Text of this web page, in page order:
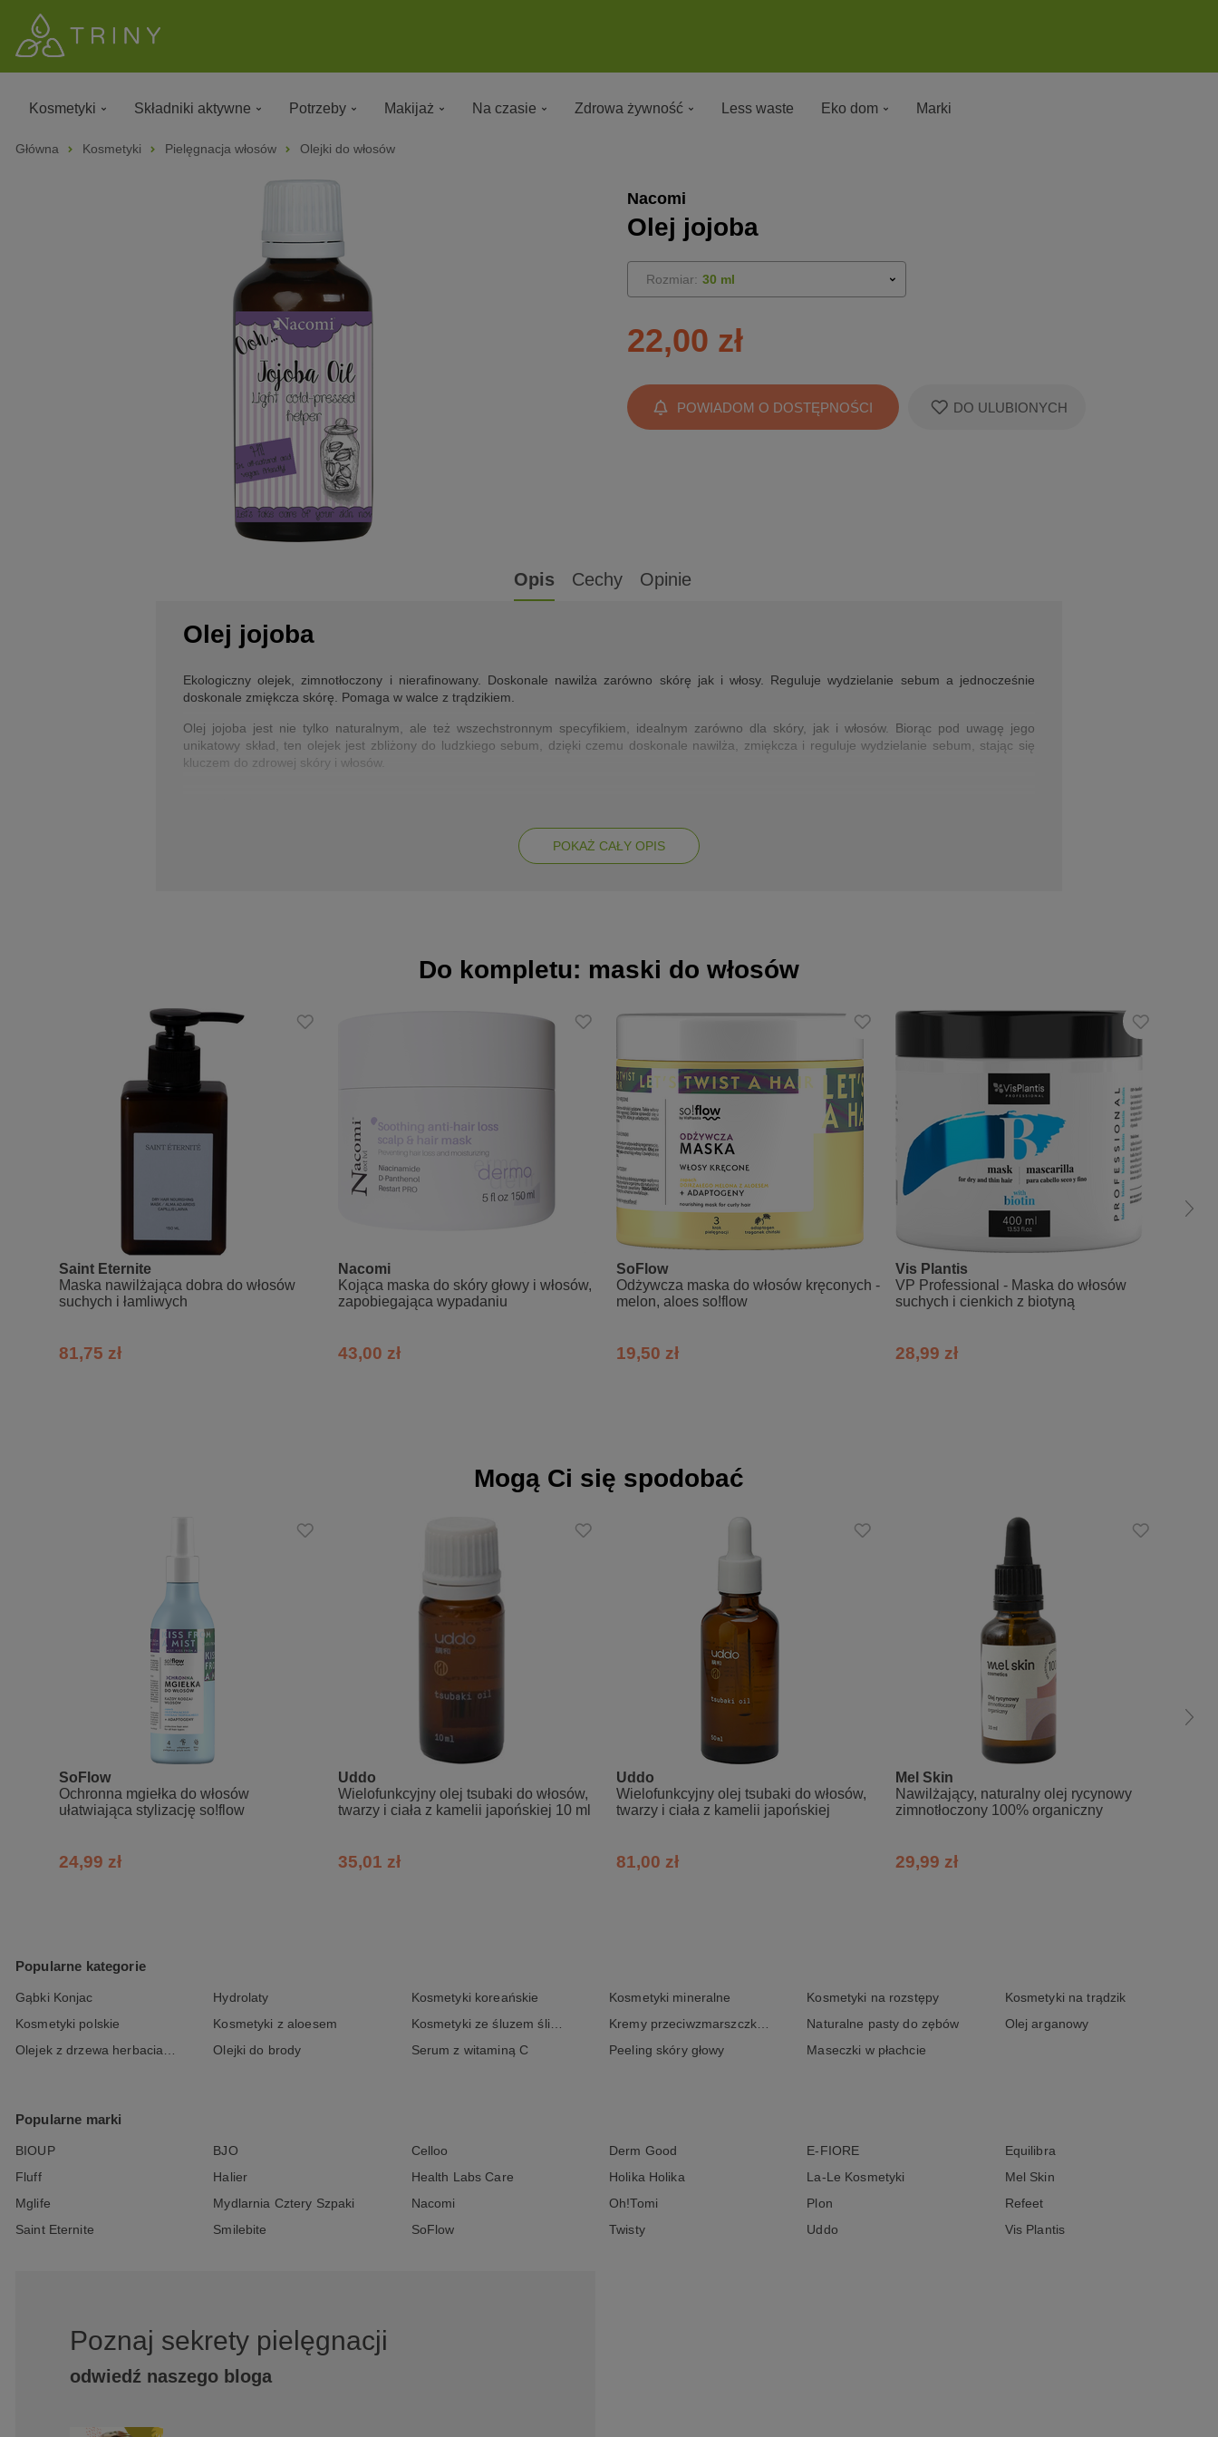
Kosmetyki Składniki aktywne Potrzeby Makijaż Na czasie Zdrowa żywność Less waste Eko dom Marki
Główna Kosmetyki Pielęgnacja włosów Olejki do włosów
Nacomi
Olej jojoba
Rozmiar: 30 ml
22,00 zł
POWIADOM O DOSTĘPNOŚCI DO ULUBIONYCH
Opis Cechy Opinie
Olej jojoba
Ekologiczny olejek, zimnotłoczony i nierafinowany. Doskonale nawilża zarówno skórę jak i włosy. Reguluje wydzielanie sebum a jednocześnie
doskonale zmiękcza skórę. Pomaga w walce z trądzikiem.
Olej jojoba jest nie tylko naturalnym, ale też wszechstronnym specyfikiem, idealnym zarówno dla skóry, jak i włosów. Biorąc pod uwagę jego
unikatowy skład, ten olejek jest zbliżony do ludzkiego sebum, dzięki czemu doskonale nawilża, zmiękcza i reguluje wydzielanie sebum, stając się
kluczem do zdrowej skóry i włosów.
fitosterole: działają przeciwzapalnie, łagodzą podrażnienia,
witamina A: przyspiesza regenerację skóry, poprawia jej elastyczność,
naturalny, delikatnie słodki aromat, który dodaje uczucie świeżości,
Nanieść niewielką ilość olejku na skórę twarzy czy ciała, a także na włosy. Delikatnie wmasować aż do pełnego wchłonięcia. Idealny do codziennego
POKAŻ CAŁY OPIS
Do kompletu: maski do włosów
Saint Eternite
Maska nawilżająca dobra do włosów
suchych i łamliwych
81,75 zł
Nacomi
Kojąca maska do skóry głowy i włosów,
zapobiegająca wypadaniu
43,00 zł
SoFlow
Odżywcza maska do włosów kręconych -
melon, aloes so!flow
19,50 zł
Vis Plantis
VP Professional - Maska do włosów
suchych i cienkich z biotyną
28,99 zł
Mogą Ci się spodobać
SoFlow
Ochronna mgiełka do włosów
ułatwiająca stylizację so!flow
24,99 zł
Uddo
Wielofunkcyjny olej tsubaki do włosów,
twarzy i ciała z kamelii japońskiej 10 ml
35,01 zł
Uddo
Wielofunkcyjny olej tsubaki do włosów,
twarzy i ciała z kamelii japońskiej
81,00 zł
Mel Skin
Nawilżający, naturalny olej rycynowy
zimnotłoczony 100% organiczny
29,99 zł
Popularne kategorie
Gąbki Konjac Hydrolaty Kosmetyki koreańskie Kosmetyki mineralne Kosmetyki na rozstępy
Kosmetyki na trądzik
Kosmetyki polskie
Kosmetyki z aloesem Kosmetyki ze śluzem ślimaka Kremy przeciwzmarszczkowe Naturalne pasty do zębów
Olej arganowy
Olejek z drzewa herbacianego
Olejki do brody Serum z witaminą C Peeling skóry głowy Maseczki w płachcie
Popularne marki
BIOUP BJO Celloo Derm Good E-FIORE
Equilibra
Fluff
Halier Health Labs Care Holika Holika La-Le Kosmetyki
Mel Skin
Mglife
Mydlarnia Cztery Szpaki Nacomi Oh!Tomi Plon
Refeet
Saint Eternite
Smilebite SoFlow Twisty Uddo Vis Plantis
Poznaj sekrety pielęgnacji
odwiedź naszego bloga